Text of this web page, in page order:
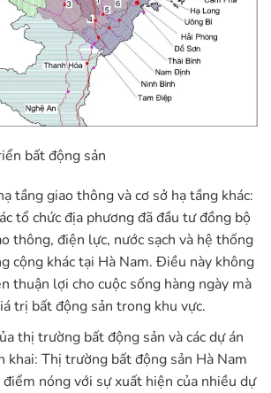
bất động sản
tầng giao thông và cơ sở hạ tầng khác:
tổ chức địa phương đã đầu tư đồng bộ
thông, điện lực, nước sạch và hệ thống
cộng khác tại Hà Nam. Điều này không
thuận lợi cho cuộc sống hàng ngày mà
trị bất động sản trong khu vực.
thị trường bất động sản và các dự án
khai: Thị trường bất động sản Hà Nam
nóng với sự xuất hiện của nhiều dự